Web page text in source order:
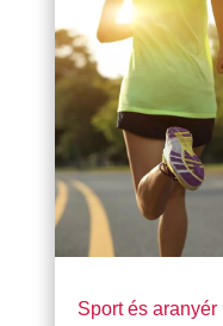
Sport és aranyér